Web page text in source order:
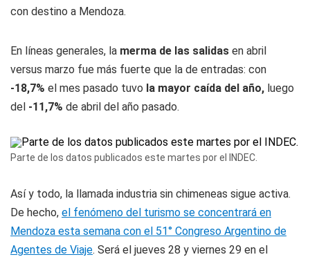
con destino a Mendoza.
En líneas generales, la merma de las salidas en abril
versus marzo fue más fuerte que la de entradas: con
-18,7% el mes pasado tuvo la mayor caída del año, luego
del -11,7% de abril del año pasado.
Parte de los datos publicados este martes por el INDEC.
Así y todo, la llamada industria sin chimeneas sigue activa.
De hecho, el fenómeno del turismo se concentrará en
Mendoza esta semana con el 51° Congreso Argentino de
Agentes de Viaje. Será el jueves 28 y viernes 29 en el